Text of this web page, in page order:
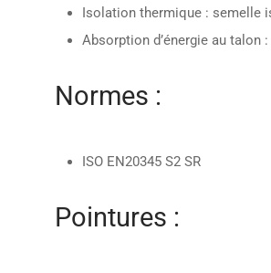
Isolation thermique : semelle
Absorption d’énergie au talon
Normes :
ISO EN20345 S2 SR
Pointures :